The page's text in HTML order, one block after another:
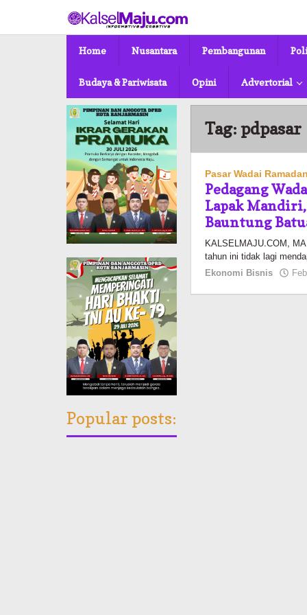
konten
Home Nusantara Pembangunan
Budaya & Pariwisata Opini Advertorial
Popular posts:
Tag:pdpasar
Pasar Wadai
Pedagang
Lapak
Bauntung
KALSELMAJU.COM,
tahun ini tidak lagi
Ekonomi Bisnis